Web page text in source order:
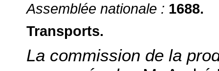
Assemblée nationale : 1688.
Transports.
La commission de la